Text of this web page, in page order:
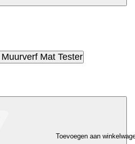
Mat Tester
Toevoegen aan